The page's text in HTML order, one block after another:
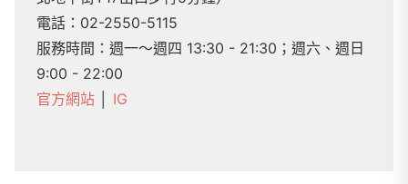
電話：02-2550-5115
服務時間：週一～週四 13:30 - 21:30；週六、週日
9:00 - 22:00
官方網站
IG